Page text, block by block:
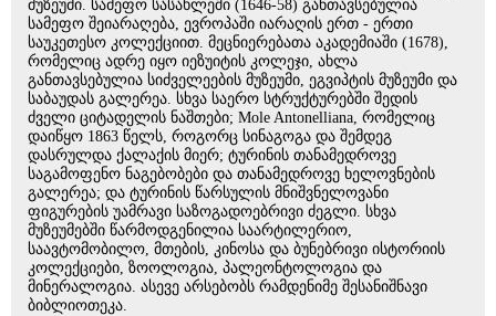
მუზეუმი. სამეფო სასახლეში (1646-58) განთავსებულია
სამეფო შეიარაღება, ევროპაში იარაღის ერთ - ერთი
საუკეთესო კოლექციით. მეცნიერებათა აკადემიაში (1678),
რომელიც ადრე იყო იეზუიტის კოლეჯი, ახლა
განთავსებულია სიძველეების მუზეუმი, ეგვიპტის მუზეუმი და
საბაუდას გალერეა. სხვა საერო სტრუქტურებში შედის
ძველი ციტადელის ნაშთები; Mole Antonelliana, რომელიც
დაიწყო 1863 წელს, როგორც სინაგოგა და შემდეგ
დასრულდა ქალაქის მიერ; ტურინის თანამედროვე
საგამოფენო ნაგებობები და თანამედროვე ხელოვნების
გალერეა; და ტურინის წარსულის მნიშვნელოვანი
ფიგურების უამრავი საზოგადოებრივი ძეგლი. სხვა
მუზეუმებში წარმოდგენილია საარტილერიო,
საავტომობილო, მთების, კინოსა და ბუნებრივი ისტორიის
კოლექციები, ზოოლოგია, პალეონტოლოგია და
მინერალოგია. ასევე არსებობს რამდენიმე შესანიშნავი
ბიბლიოთეკა.